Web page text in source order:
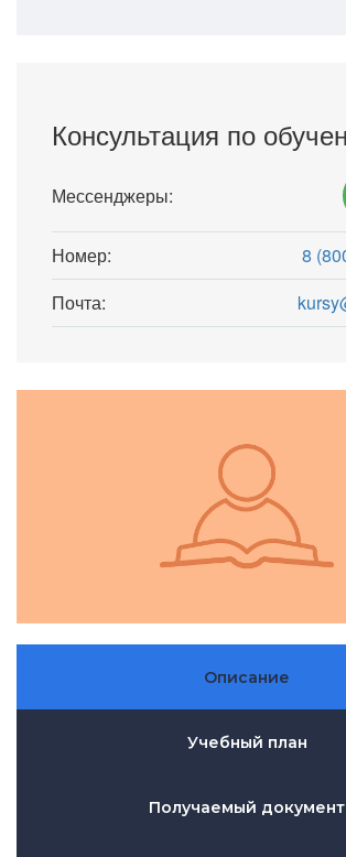
Консультация по
Мессенджеры:
Номер:
8
Почта:
Описание
Учебный план
Получаемый документ